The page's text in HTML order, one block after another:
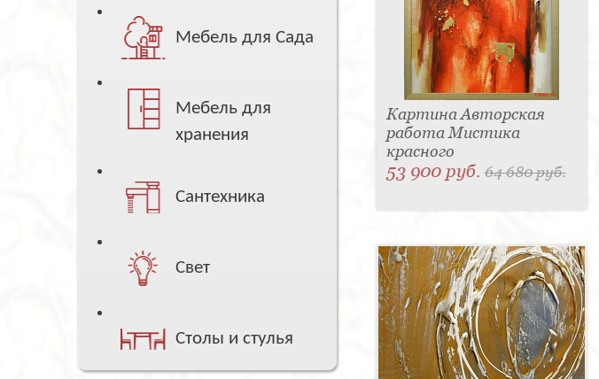
Мебель для Сада
Мебель для
хранения
Сантехника
Свет
Столы и стулья
Картина Авторская
работа Мистика
красного
53 900 руб.64 680 руб.